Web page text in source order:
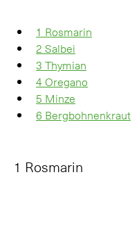
1 Rosmarin
2 Salbei
3 Thymian
4 Oregano
5 Minze
6 Bergbohnenkraut
1 Rosmarin